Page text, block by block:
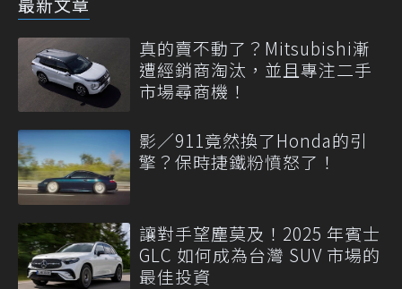
真的賣不動了？Mitsubishi漸
遭經銷商淘汰，並且專注二手
市場尋商機！
影／911竟然換了Honda的引
擎？保時捷鐵粉憤怒了！
讓對手望塵莫及！2025 年賓士
GLC 如何成為台灣 SUV 市場的
最佳投資